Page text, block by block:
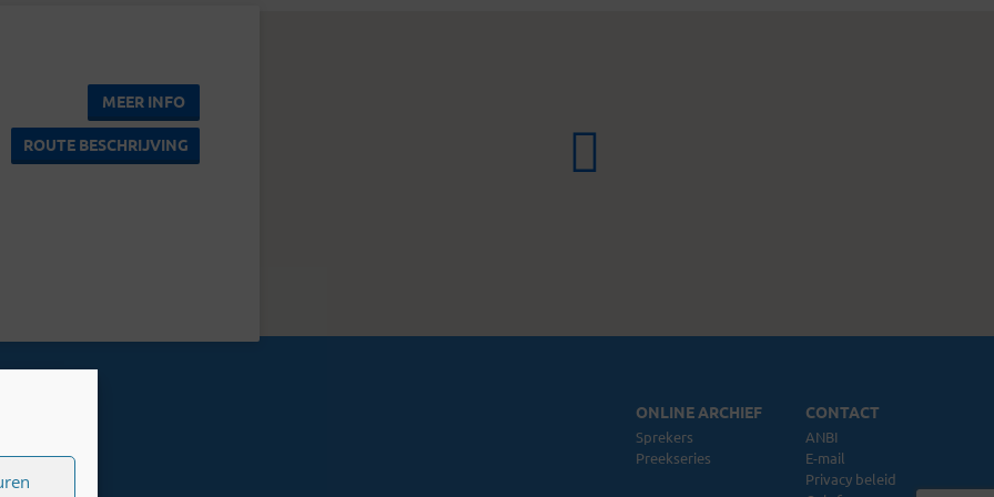
MEER INFO
ROUTE BESCHRIJVING
ONLINE ARCHIEF
Sprekers
Preekseries
CONTACT
ANBI
E-mail
Privacy beleid